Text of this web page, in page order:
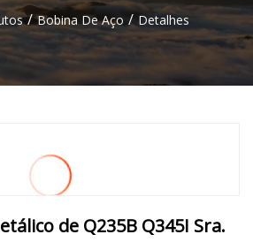
/ Bobina De Aço / Detalhes
de Q235B Q345I Sra.